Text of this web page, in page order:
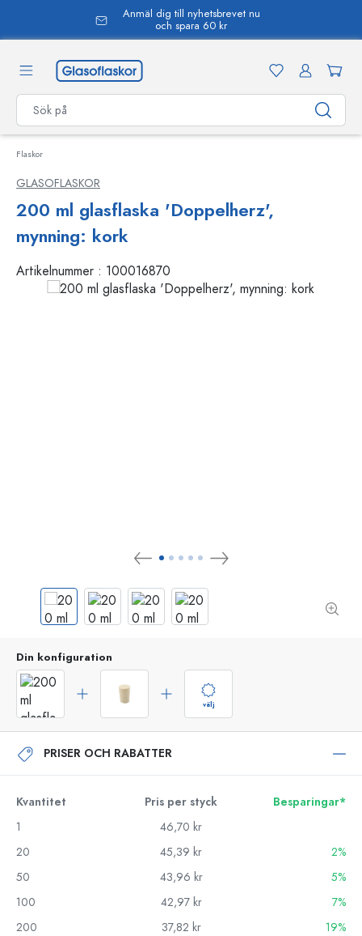
Anmäl dig till nyhetsbrevet nu
och spara 60 kr
Flaskor
GLASOFLASKOR
200 ml glasflaska 'Doppelherz',
mynning: kork
Artikelnummer : 100016870
Din konfiguration
välj
PRISER OCH RABATTER
Kvantitet Pris per styck
Besparingar*
1
46,70 kr
20
45,39 kr
2%
50
43,96 kr
5%
100
42,97 kr
7%
200
37,82 kr
19%